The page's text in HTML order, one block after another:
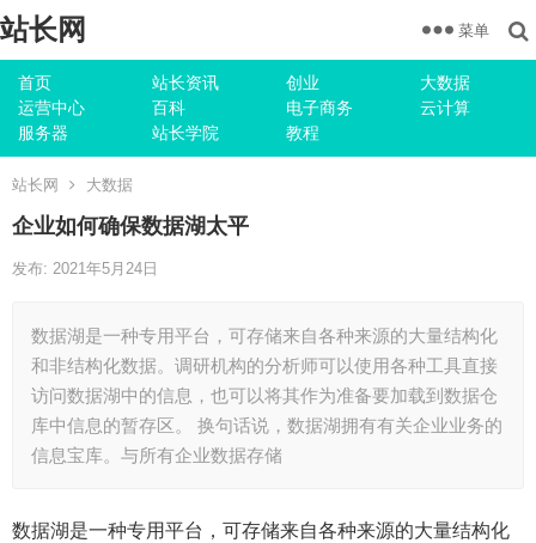
站长网
首页 站长资讯 创业
大数据
运营中心
百科 电子商务
云计算
服务器
站长学院 教程
菜单
站长网 大数据
企业如何确保数据湖太平
发布: 2021年5月24日
数据湖是一种专用平台，可存储来自各种来源的大量结构化
和非结构化数据。调研机构的分析师可以使用各种工具直接
访问数据湖中的信息，也可以将其作为准备要加载到数据仓
库中信息的暂存区。 换句话说，数据湖拥有有关企业业务的
信息宝库。与所有企业数据存储
数据湖是一种专用平台，可存储来自各种来源的大量结构化